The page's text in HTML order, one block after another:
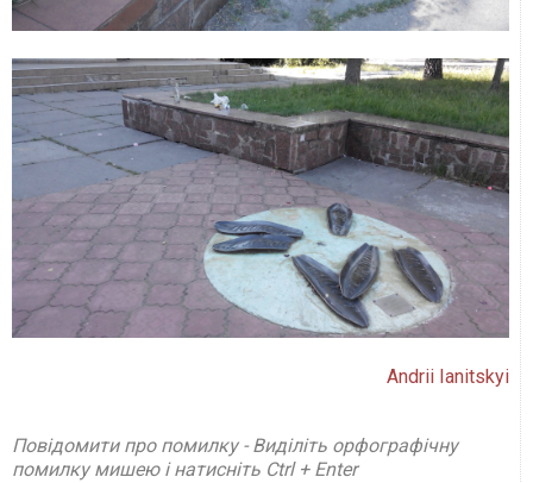
Andrii Ianitskyi
Повідомити про помилку - Виділіть орфографічну
помилку мишею і натисніть Ctrl + Enter